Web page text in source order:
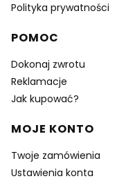
Polityka prywatności
POMOC
Dokonaj zwrotu
Reklamacje
Jak kupować?
MOJE KONTO
Twoje zamówienia
Ustawienia konta